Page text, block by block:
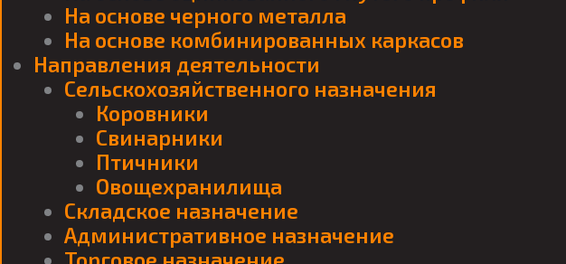
На основе черного металла
На основе комбинированных каркасов
Направления деятельности
Сельскохозяйственного назначения
Коровники
Свинарники
Птичники
Овощехранилища
Складское назначение
Административное назначение